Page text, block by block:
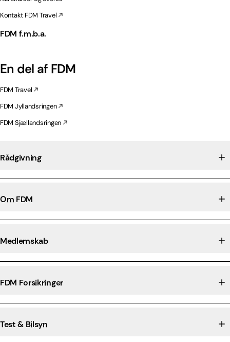
Kontakt FDM Travel
FDM f.m.b.a.
En del af FDM
FDM Travel
FDM Jyllandsringen
FDM Sjællandsringen
Rådgivning
Om FDM
Medlemskab
FDM Forsikringer
Test & Bilsyn